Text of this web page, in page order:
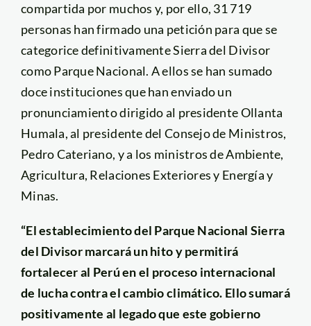
compartida por muchos y, por ello, 31 719
personas han firmado una petición para que se
categorice definitivamente Sierra del Divisor
como Parque Nacional. A ellos se han sumado
doce instituciones que han enviado un
pronunciamiento dirigido al presidente Ollanta
Humala, al presidente del Consejo de Ministros,
Pedro Cateriano, y a los ministros de Ambiente,
Agricultura, Relaciones Exteriores y Energía y
Minas.
“El establecimiento del Parque Nacional Sierra
del Divisor marcará un hito y permitirá
fortalecer al Perú en el proceso internacional
de lucha contra el cambio climático. Ello sumará
positivamente al legado que este gobierno